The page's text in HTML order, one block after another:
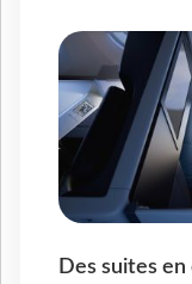
Des suites